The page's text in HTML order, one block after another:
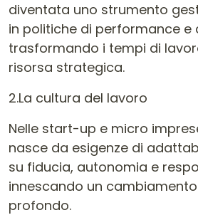
diventata uno strumento
in politiche di performance e
trasformando i tempi di
risorsa strategica.
2.La cultura del lavoro
Nelle start-up e micro
nasce da esigenze di
su fiducia, autonomia e
innescando un
profondo.